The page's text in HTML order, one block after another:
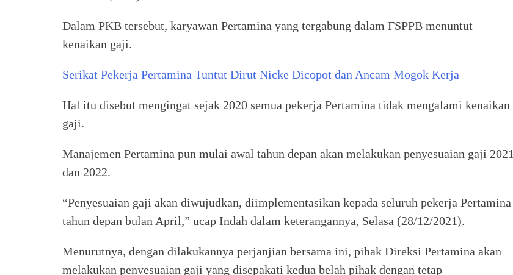
Dalam PKB tersebut, karyawan Pertamina yang tergabung dalam FSPPB menuntut
kenaikan gaji.
Serikat Pekerja Pertamina Tuntut Dirut Nicke Dicopot dan Ancam Mogok Kerja
Hal itu disebut mengingat sejak 2020 semua pekerja Pertamina tidak mengalami kenaikan
gaji.
Manajemen Pertamina pun mulai awal tahun depan akan melakukan penyesuaian gaji 2021
dan 2022.
“Penyesuaian gaji akan diwujudkan, diimplementasikan kepada seluruh pekerja Pertamina
tahun depan bulan April,” ucap Indah dalam keterangannya, Selasa (28/12/2021).
Menurutnya, dengan dilakukannya perjanjian bersama ini, pihak Direksi Pertamina akan
melakukan penyesuaian gaji yang disepakati kedua belah pihak dengan tetap